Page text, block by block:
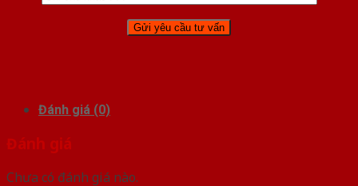
Đánh giá (0)
Đánh giá
Chưa có đánh giá nào.